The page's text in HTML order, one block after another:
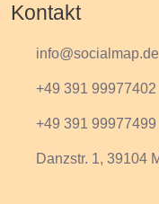
Kontakt
info@socialmap.de
+49 391 99977402
+49 391 99977499
Danzstr. 1, 39104